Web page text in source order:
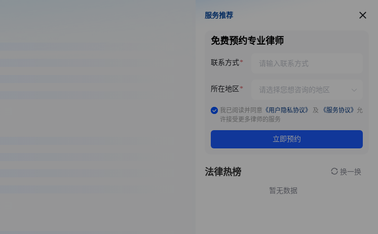
服务推荐
服务推荐
免费预约专业律师
联系方式
所在地区
我已阅读并同意 《用户隐私协议》 及 《服务协议》 允
许接受更多律师的服务
立即预约
法律热榜 换一换
暂无数据